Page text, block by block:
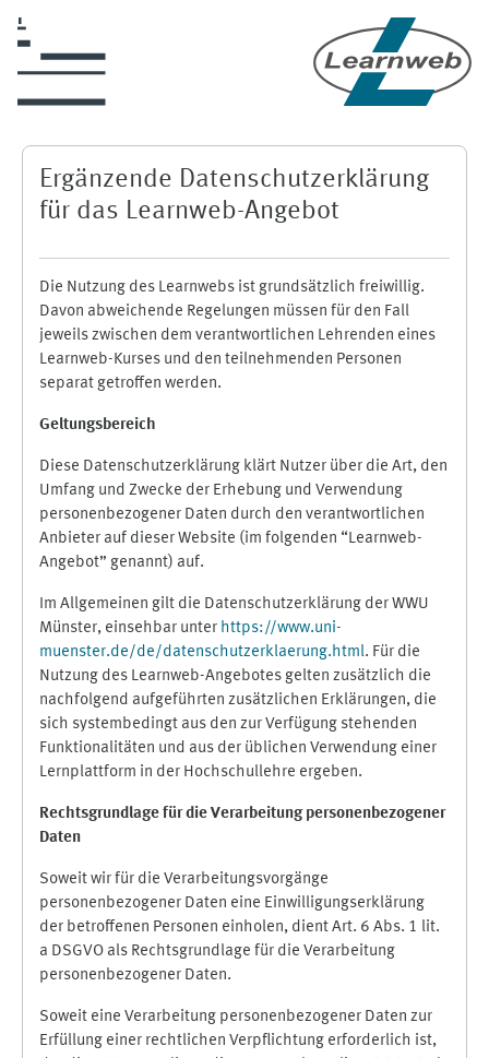
Ergänzende Datenschutzerklärung
für das Learnweb-Angebot
Die Nutzung des Learnwebs ist grundsätzlich freiwillig.
Davon abweichende Regelungen müssen für den Fall
jeweils zwischen dem verantwortlichen Lehrenden eines
Learnweb-Kurses und den teilnehmenden Personen
separat getroffen werden.
Geltungsbereich
Diese Datenschutzerklärung klärt Nutzer über die Art, den
Umfang und Zwecke der Erhebung und Verwendung
personenbezogener Daten durch den verantwortlichen
Anbieter auf dieser Website (im folgenden “Learnweb-
Angebot” genannt) auf.
Im Allgemeinen gilt die Datenschutzerklärung der WWU
Münster, einsehbar unter https://www.uni-
muenster.de/de/datenschutzerklaerung.html. Für die
Nutzung des Learnweb-Angebotes gelten zusätzlich die
nachfolgend aufgeführten zusätzlichen Erklärungen, die
sich systembedingt aus den zur Verfügung stehenden
Funktionalitäten und aus der üblichen Verwendung einer
Lernplattform in der Hochschullehre ergeben.
Rechtsgrundlage für die Verarbeitung personenbezogener
Daten
Soweit wir für die Verarbeitungsvorgänge
personenbezogener Daten eine Einwilligungserklärung
der betroffenen Personen einholen, dient Art. 6 Abs. 1 lit.
a DSGVO als Rechtsgrundlage für die Verarbeitung
personenbezogener Daten.
Soweit eine Verarbeitung personenbezogener Daten zur
Erfüllung einer rechtlichen Verpflichtung erforderlich ist,